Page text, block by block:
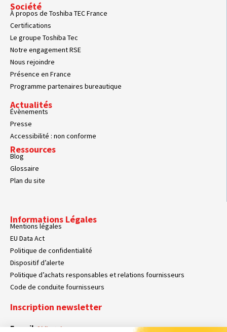
Société
À propos de Toshiba TEC France
Certifications
Le groupe Toshiba Tec
Notre engagement RSE
Nous rejoindre
Présence en France
Programme partenaires bureautique
Actualités
Évènements
Presse
Accessibilité : non conforme
Ressources
Blog
Glossaire
Plan du site
Informations Légales
Mentions légales
EU Data Act
Politique de confidentialité
Dispositif d’alerte
Politique d’achats responsables et relations fournisseurs
Code de conduite fournisseurs
Inscription newsletter
E-mailObligatoire